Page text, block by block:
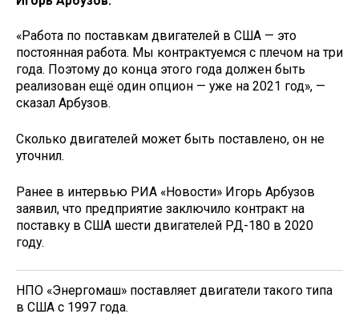
«Работа по поставкам двигателей в США — это
постоянная работа. Мы контрактуемся с плечом на три
года. Поэтому до конца этого года должен быть
реализован ещё один опцион — уже на 2021 год», —
сказал Арбузов.
Сколько двигателей может быть поставлено, он не
уточнил.
Ранее в интервью РИА «Новости» Игорь Арбузов
заявил, что предприятие заключило контракт на
поставку в США шести двигателей РД-180 в 2020
году.
НПО «Энергомаш» поставляет двигатели такого типа
в США с 1997 года.